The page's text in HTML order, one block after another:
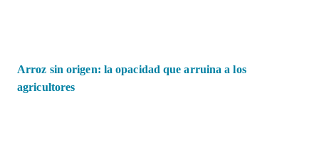
Arroz sin origen: la opacidad que arruina a los
agricultores